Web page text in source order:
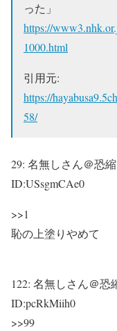
った」
https://
1000.html
引用元:
https://
58/
29: 名無しさん＠恐
ID:USsgmCAe0
>>1
恥の上塗りやめて
122: 名無しさん＠恐
ID:pcRkMiih0
>>99